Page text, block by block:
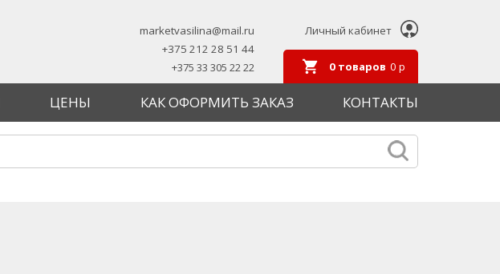
Личный кабинет
0 товаров 0 р
marketvasilina@mail.ru
+375 212 28 51 44
+375 33 305 22 22
ЦЕНЫ КАК ОФОРМИТЬ ЗАКАЗ КОНТАКТЫ